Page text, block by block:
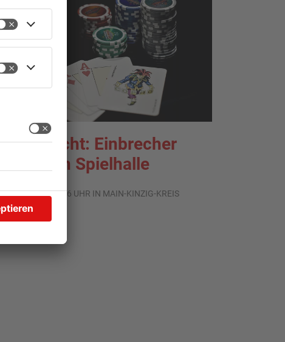
Freigericht: Einbrecher
plündern Spielhalle
28.07.2026, 07:36 UHR IN MAIN-KINZIG-KREIS